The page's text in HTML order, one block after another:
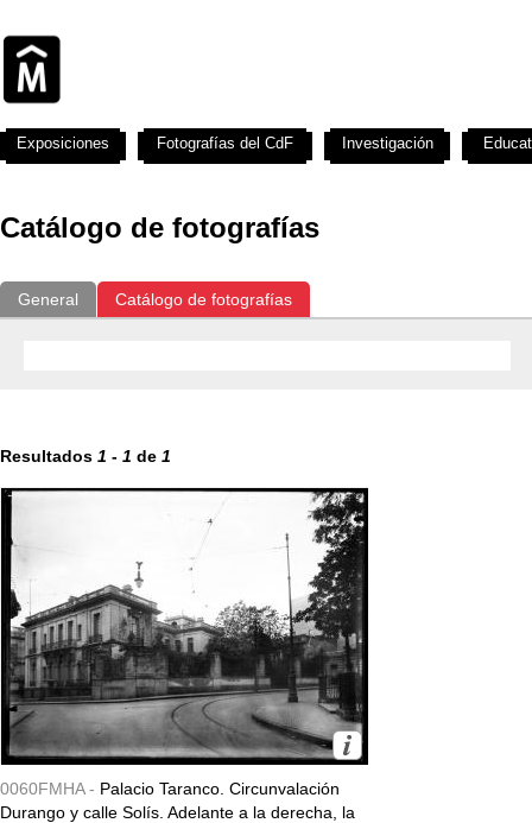
Catálogo de fotografías
General Catálogo de fotografías
Resultados 1 - 1 de 1
0060FMHA - Palacio Taranco. Circunvalación
Durango y calle Solís. Adelante a la derecha, la
Exposiciones Fotografías del CdF Investigación